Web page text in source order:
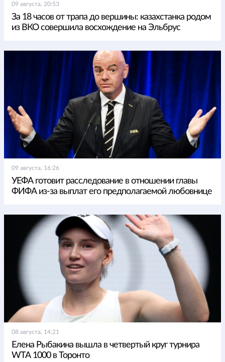
09 августа, 20:53
За 18 часов от трапа до вершины: казахстанка родом
из ВКО совершила восхождение на Эльбрус
09 августа, 16:26
УЕФА готовит расследование в отношении главы
ФИФА из-за выплат его предполагаемой любовнице
08 августа, 14:21
Елена Рыбакина вышла в четвертый круг турнира
WTA 1000 в Торонто